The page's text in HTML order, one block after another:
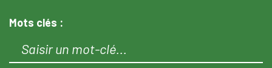
Mots clés :